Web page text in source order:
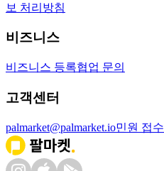
보 처리방침
비즈니스
비즈니스 등록협업 문의
고객센터
palmarket@palmarket.io민원 접수